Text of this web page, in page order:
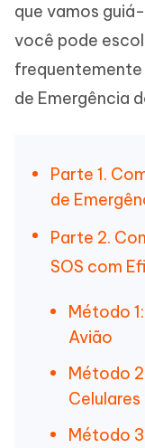
que vamos
você pode
de Emergência
Parte 1.
de
Parte 2.
SOS com
Método
Avião
Método
Celulares
Método